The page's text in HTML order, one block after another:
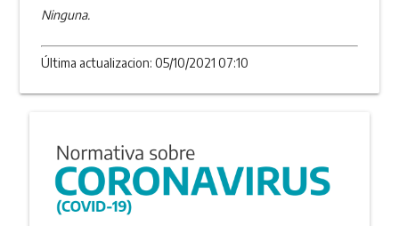
Ninguna.
Última actualizacion: 05/10/2021 07:10